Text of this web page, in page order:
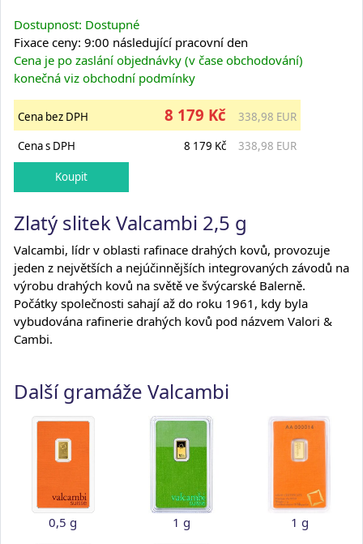
Dostupnost: Dostupné
Fixace ceny: 9:00 následující pracovní den
Cena je po zaslání objednávky (v čase obchodování)
konečná viz obchodní podmínky
Cena bez DPH 8 179 Kč
338,98 EUR
Cena s DPH
8 179 Kč 338,98 EUR
Zlatý slitek Valcambi 2,5 g
Valcambi, lídr v oblasti rafinace drahých kovů, provozuje
jeden z největších a nejúčinnějších integrovaných závodů na
výrobu drahých kovů na světě ve švýcarské Balerně.
Počátky společnosti sahají až do roku 1961, kdy byla
vybudována rafinerie drahých kovů pod názvem Valori &
Cambi.
Další gramáže Valcambi
0,5 g 1 g 1 g